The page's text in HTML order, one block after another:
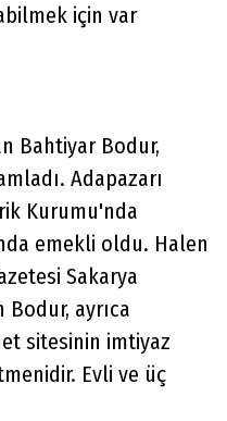
için var
Bahtiyar Bodur,
Adapazarı
Kurumu'nda
emekli oldu. Halen
Sakarya
ayrıca
sitesinin imtiyaz
Evli ve üç